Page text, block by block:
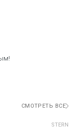
СМОТРЕТЬ ВСЕ
STERN